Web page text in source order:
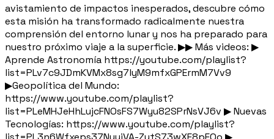
avistamiento de impactos inesperados, descubre cómo
esta misión ha transformado radicalmente nuestra
comprensión del entorno lunar y nos ha preparado para
nuestro próximo viaje a la superficie. ▶▶ Más videos: ▶
Aprende Astronomía https://youtube.com/playlist?
list=PLv7c9JDmKVMx8sg7lyM9mfxGPErmM7Vv9
▶Geopolítica del Mundo:
https://www.youtube.com/playlist?
list=PLeMHJeHhLujcFNOsFS7Wyu82SPrNsVJ6v ▶ Nuevas
Tecnologías: https://www.youtube.com/playlist?